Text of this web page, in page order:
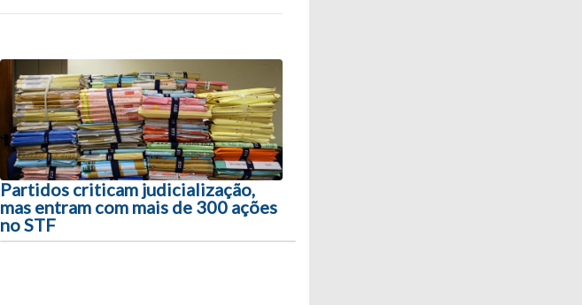
Partidos criticam judicialização,
mas entram com mais de 300 ações
no STF